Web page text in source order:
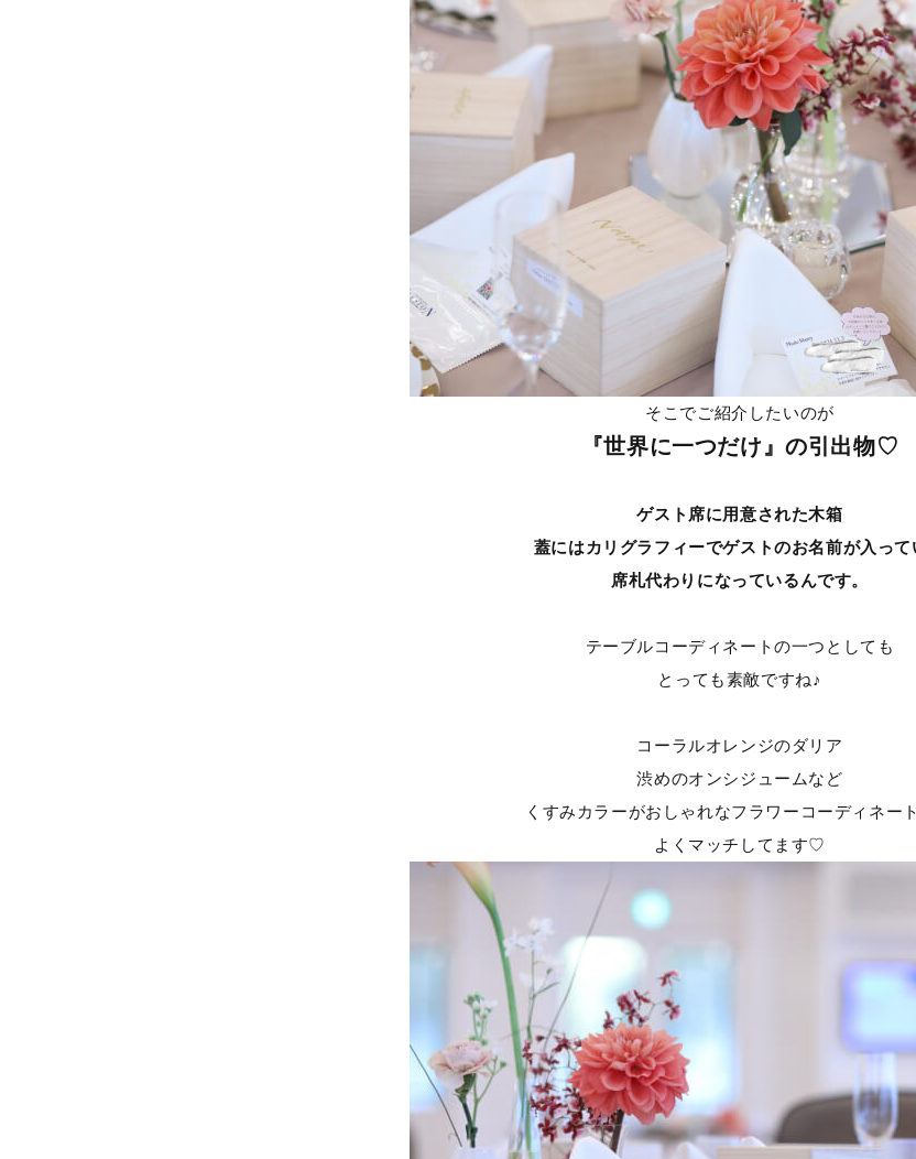
そこでご紹介したいのが
『世界に一つだけ』の引出物♡
ゲスト席に用意された木箱
蓋にはカリグラフィーでゲストのお名前が入って
席札代わりになっているんです。
テーブルコーディネートの一つとしても
とっても素敵ですね♪
コーラルオレンジのダリア
渋めのオンシジュームなど
くすみカラーがおしゃれなフラワーコーディネー
よくマッチしてます♡